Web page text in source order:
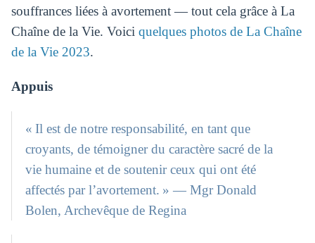
souffrances liées à avortement — tout cela grâce à La
Chaîne de la Vie. Voici quelques photos de La Chaîne
de la Vie 2023.
Appuis
« Il est de notre responsabilité, en tant que
croyants, de témoigner du caractère sacré de la
vie humaine et de soutenir ceux qui ont été
affectés par l’avortement. » — Mgr Donald
Bolen, Archevêque de Regina